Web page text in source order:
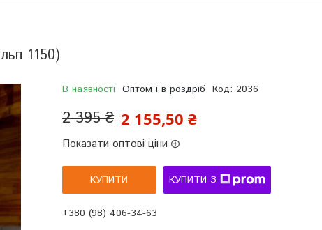
1150)
В наявності Оптом і в роздріб Код: 2036
2 395 ₴ 2 155,50 ₴
Показати оптові ціни
КУПИТИ КУПИТИ З
+380 (98) 406-34-63